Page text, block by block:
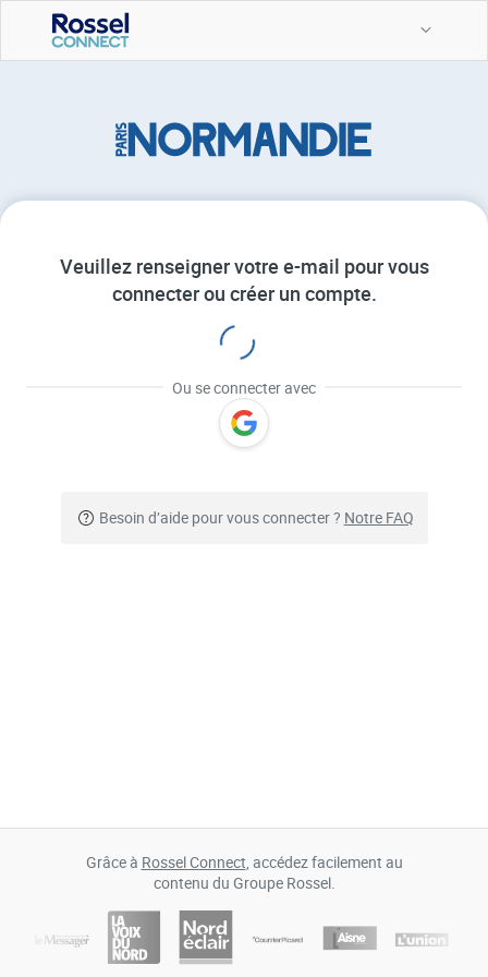
Veuillez renseigner votre e-mail pour vous
connecter ou créer un compte.
Ou se connecter avec
Besoin d’aide pour vous connecter ? Notre FAQ
Grâce à Rossel Connect, accédez facilement au
contenu du Groupe Rossel.